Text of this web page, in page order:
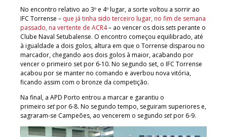
No encontro relativo ao 3º e 4º lugar, a sorte voltou a sorrir ao
IFC Torrense – que já tinha sido terceiro lugar, no fim de semana
passado, na vertente de ACR4– ao vencer os doissetsperante o
Clube Naval Setubalense. O encontro começou equilibrado, até
à igualdade a dois golos, altura em que o Torrense disparou no
marcador, chegando aos dois golos à maior, acabando por
vencer o primeiro set por 6-10. No segundo set, o IFC Torrense
acabou por se manter no comando e averbou nova vitória,
ficando assim com o bronze da competição.
Na final, a APD Porto entrou a marcar e garantiu o
primeiro setpor 6-8. No segundo tempo, seguiram superiores e,
sagraram-se Campeões, ao vencerem o segundo setpor 6-9.